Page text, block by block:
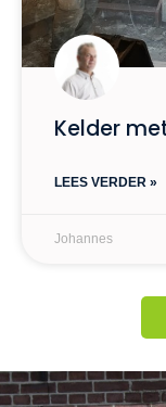
Kelder
LEES VERDER »
Johannes